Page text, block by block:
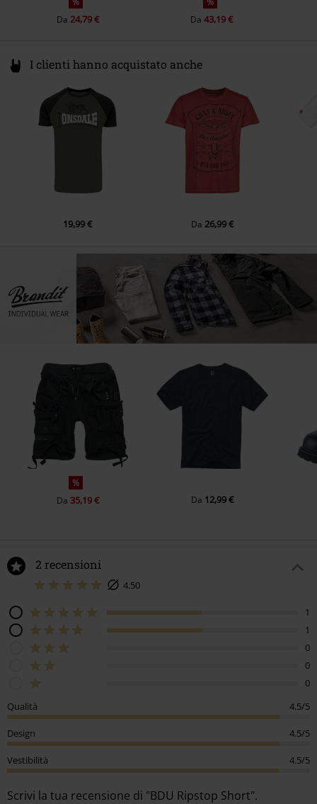
Da 24,79 €
Da43,19 €
I clienti hanno acquistato anche
19,99 € Da 26,99 €
%
Da 35,19 € Da 12,99 €
2 recensioni
4.50
1
1
0
0
0
Qualità
4.5/5
Design 4.5/5
Vestibilità 4.5/5
Scrivi la tua recensione di "BDU Ripstop Short".